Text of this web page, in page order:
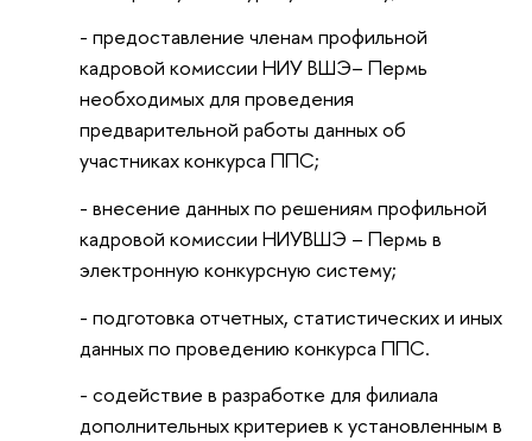
- предоставление членам профильной
кадровой комиссии НИУ ВШЭ– Пермь
необходимых для проведения
предварительной работы данных об
участниках конкурса ППС;
- внесение данных по решениям профильной
кадровой комиссии НИУВШЭ – Пермь в
электронную конкурсную систему;
- подготовка отчетных, статистических и иных
данных по проведению конкурса ППС.
- содействие в разработке для филиала
дополнительных критериев к установленным в